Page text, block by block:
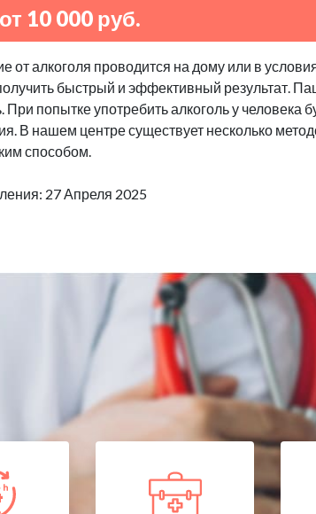
10 000 руб.
от алкоголя проводится на дому или в
быстрый и эффективный результат.
При попытке употребить алкоголь у человека
В нашем центре существует несколько
способом.
27 Апреля 2025